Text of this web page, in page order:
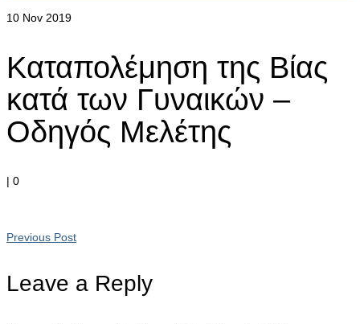
10 Nov 2019
Καταπολέμηση της Βίας
κατά των Γυναικών –
Οδηγός Μελέτης
| 0
Previous Post
Leave a Reply